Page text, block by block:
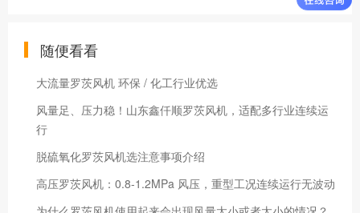
随便看看
大流量罗茨风机 环保 / 化工行业优选
风量足、压力稳！山东鑫仟顺罗茨风机，适配多行业连续运
行
脱硫氧化罗茨风机选注意事项介绍
高压罗茨风机：0.8-1.2MPa 风压，重型工况连续运行无波动